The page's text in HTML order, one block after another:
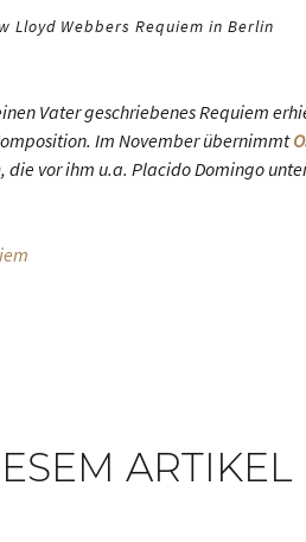
Lloyd Webbers Requiem in Berlin
Vater geschriebenes Requiem
Im November übernimmt
, die vor ihm u.a. Placido Domingo
ARTIKEL